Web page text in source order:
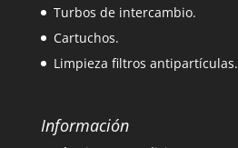
Turbos de intercambio.
Cartuchos.
Limpieza filtros antipartículas.
Información